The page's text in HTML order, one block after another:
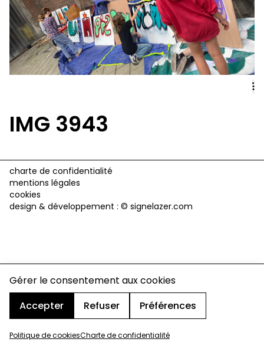
Gérer le consentement aux cookies
Accepter
Refuser Préférences
Politique de cookiesCharte de confidentialité
Newsletter
A
IMG 3943
charte de confidentialité
mentions légales
cookies
design & développement : © signelazer.com